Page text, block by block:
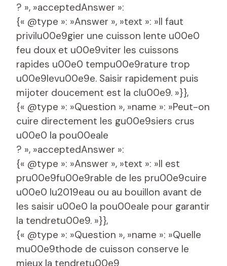
? », »acceptedAnswer »:
{« @type »: »Answer », »text »: »Il faut
privilu00e9gier une cuisson lente u00e0
feu doux et u00e9viter les cuissons
rapides u00e0 tempu00e9rature trop
u00e9levu00e9e. Saisir rapidement puis
mijoter doucement est la clu00e9. »}},
{« @type »: »Question », »name »: »Peut-on
cuire directement les gu00e9siers crus
u00e0 la pou00eale
? », »acceptedAnswer »:
{« @type »: »Answer », »text »: »Il est
pru00e9fu00e9rable de les pru00e9cuire
u00e0 lu2019eau ou au bouillon avant de
les saisir u00e0 la pou00eale pour garantir
la tendretu00e9. »}},
{« @type »: »Question », »name »: »Quelle
mu00e9thode de cuisson conserve le
mieux la tendretu00e9